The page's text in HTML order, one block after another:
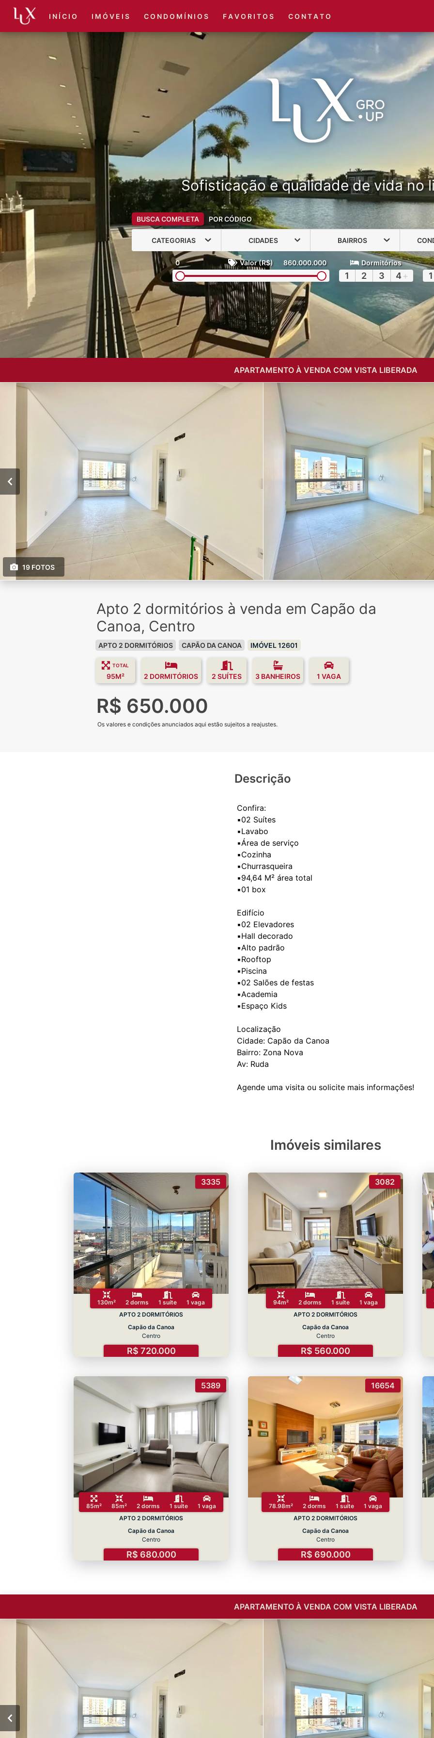
(51) 3416-6660
I N Í C I O I M Ó V E I S C O N D O M Í N I O S F A V O R I T O S C O N T A T O
Sofisticação e qualidade de vida no
BUSCA COMPLETA POR CÓDIGO
CATEGORIAS CIDADES BAIRROS
0 Valor (R$) 860.000.000 Dormitórios
1 2 3 4 + 1
APARTAMENTO À VENDA COM VISTA LIBERADA
19 FOTOS
Apto 2 dormitórios à venda em Capão da
Canoa, Centro
APTO 2 DORMITÓRIOS CAPÃO DA CANOA IMÓVEL 12601
TOTAL
95M² 2 DORMITÓRIOS 2 SUÍTES 3 BANHEIROS 1 VAGA
R$ 650.000
Os valores e condições anunciados aqui estão sujeitos a reajustes.
Descrição
Confira:
▪️02 Suítes
▪️Lavabo
▪️Área de serviço
▪️Cozinha
▪️Churrasqueira
▪️94,64 M² área total
▪️01 box
Edifício
▪️02 Elevadores
▪️Hall decorado
▪️Alto padrão
▪️Rooftop
▪️Piscina
▪️02 Salões de festas
▪️Academia
▪️Espaço Kids
Localização
Cidade: Capão da Canoa
Bairro: Zona Nova
Av: Ruda
Imóveis similares
3335
130m² 2 dorms 1 suíte
1 vaga
APTO 2 DORMITÓRIOS
Capão da Canoa
Centro
R$ 720.000
3082
94m² 2 dorms 1 suíte
1 vaga
APTO 2 DORMITÓRIOS
Capão da Canoa
Centro
R$ 560.000
5389
85m² 85m² 2 dorms 1 suíte
1 vaga
APTO 2 DORMITÓRIOS
Capão da Canoa
Centro
R$ 680.000
16654
78.98m² 2 dorms 1 suíte
1 vaga
APTO 2 DORMITÓRIOS
Capão da Canoa
Centro
R$ 690.000
APARTAMENTO À VENDA COM VISTA LIBERADA